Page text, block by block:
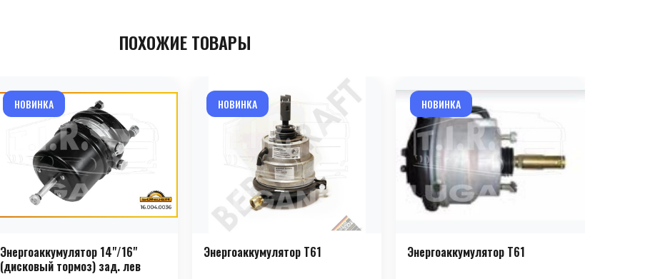
ПОХОЖИЕ ТОВАРЫ
НОВИНКА
Энергоаккумулятор 14"/16"
(дисковый тормоз) зад. лев
НОВИНКА
Энергоаккумулятор T61
НОВИНКА
Энергоаккумулятор T61